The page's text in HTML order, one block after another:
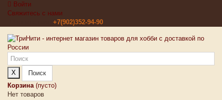
Войти
Свяжитесь с нами
+7(902)352-94-90
X
Поиск
Корзина (пусто)
Нет товаров